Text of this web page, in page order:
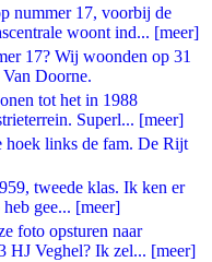
nummer 17, voorbij de
woont ind... [meer]
17? Wij woonden op 31
Doorne.
tot het in 1988
Superl... [meer]
hoek links de fam. De Rijt
tweede klas. Ik ken er
gee... [meer]
foto opsturen naar
HJ Veghel? Ik zel... [meer]